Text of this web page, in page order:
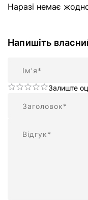
Наразі немає
Напишіть
Залиште